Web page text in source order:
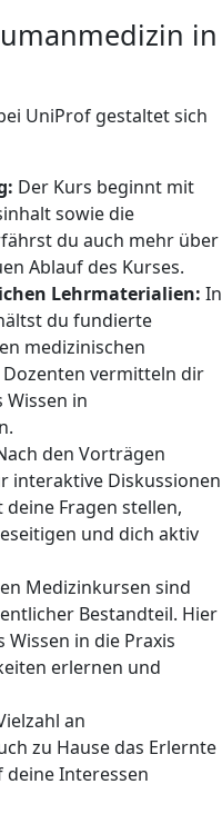
in
UniProf gestaltet sich
Der Kurs beginnt mit
sowie die
du auch mehr über
Ablauf des Kurses.
Lehrmaterialien: In
du fundierte
medizinischen
vermitteln dir
in
den Vorträgen
interaktive Diskussionen
Fragen stellen,
und dich aktiv
Medizinkursen sind
Bestandteil. Hier
in die Praxis
erlernen und
an
zu Hause das Erlernte
Interessen